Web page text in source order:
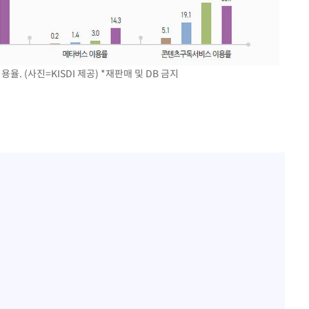
율. (사진=KISDI 제공) *재판매 및 DB 금지